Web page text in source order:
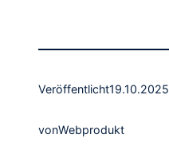
Veröffentlicht19.10.2025
vonWebprodukt